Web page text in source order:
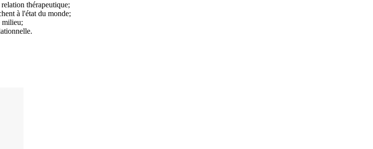
thérapeutique;
à l'état du monde;
milieu;